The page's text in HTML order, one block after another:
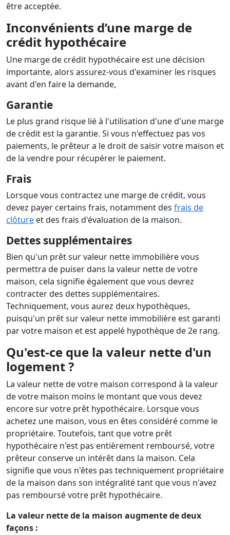
être acceptée.
Inconvénients d’une marge de
crédit hypothécaire
Une marge de crédit hypothécaire est une décision
importante, alors assurez-vous d'examiner les risques
avant d'en faire la demande,
Garantie
Le plus grand risque lié à l'utilisation d'une d'une marge
de crédit est la garantie. Si vous n'effectuez pas vos
paiements, le prêteur a le droit de saisir votre maison et
de la vendre pour récupérer le paiement.
Frais
Lorsque vous contractez une marge de crédit, vous
devez payer certains frais, notamment des frais de
clôture et des frais d'évaluation de la maison.
Dettes supplémentaires
Bien qu'un prêt sur valeur nette immobilière vous
permettra de puiser dans la valeur nette de votre
maison, cela signifie également que vous devrez
contracter des dettes supplémentaires.
Techniquement, vous aurez deux hypothèques,
puisqu'un prêt sur valeur nette immobilière est garanti
par votre maison et est appelé hypothèque de 2e rang.
Qu'est-ce que la valeur nette d'un
logement ?
La valeur nette de votre maison correspond à la valeur
de votre maison moins le montant que vous devez
encore sur votre prêt hypothécaire. Lorsque vous
achetez une maison, vous en êtes considéré comme le
propriétaire. Toutefois, tant que votre prêt
hypothécaire n'est pas entièrement remboursé, votre
prêteur conserve un intérêt dans la maison. Cela
signifie que vous n'êtes pas techniquement propriétaire
de la maison dans son intégralité tant que vous n'avez
pas remboursé votre prêt hypothécaire.
La valeur nette de la maison augmente de deux
façons :